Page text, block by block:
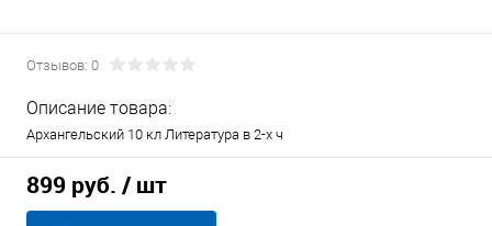
Отзывов: 0
Описание товара:
Архангельский 10 кл Литература в 2-х ч
899 руб. / шт